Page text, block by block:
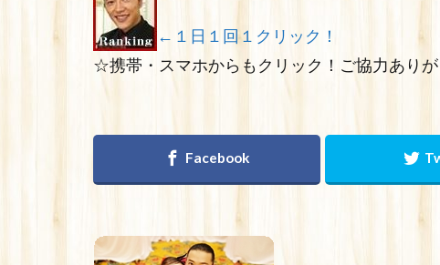
←１日１回１クリック！
☆携帯・スマホからもクリック！ご協力あり